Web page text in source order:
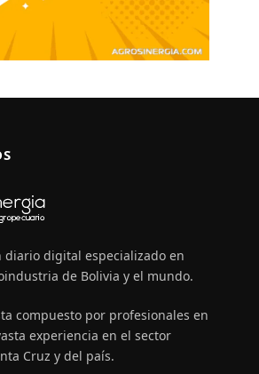
diario digital especializado en
de Bolivia y el mundo.
compuesto por profesionales en
experiencia en el sector
Cruz y del país.